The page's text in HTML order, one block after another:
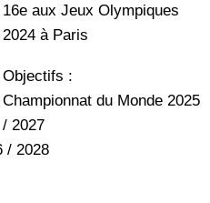
16e aux Jeux Olympiques
2024 à Paris
Objectifs :
Championnat du Monde 2025
/ 2027
/ 2028